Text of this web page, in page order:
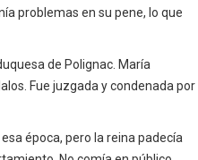
problemas en su pene, lo que
de Polignac. María
Fue juzgada y condenada por
época, pero la reina padecía